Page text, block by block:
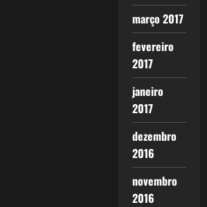
março 2017
fevereiro
2017
janeiro
2017
dezembro
2016
novembro
2016